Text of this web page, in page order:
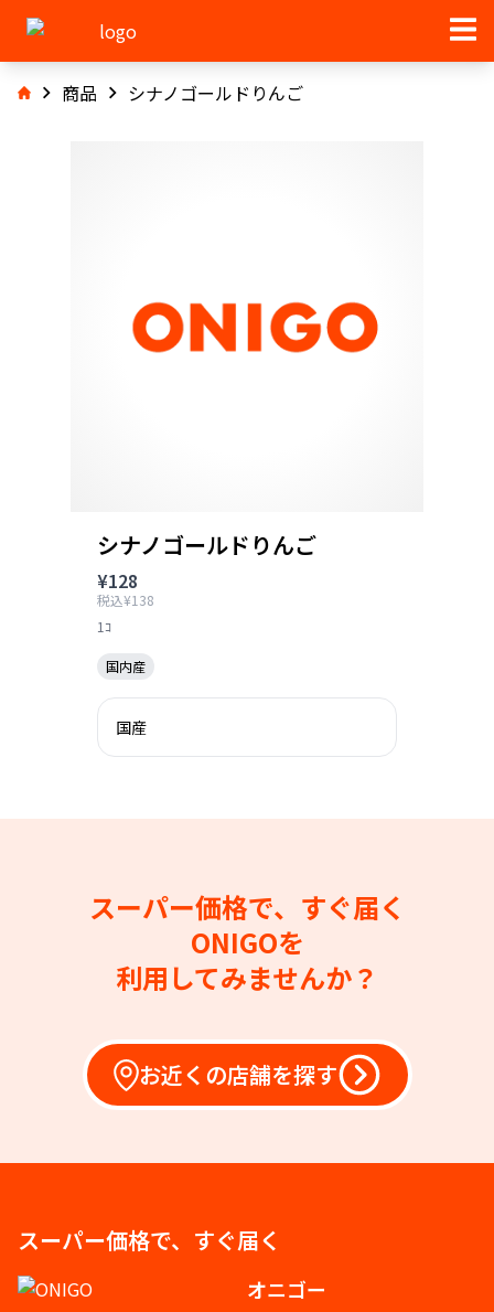
商品 シナノゴールドりんご
シナノゴールドりんご
¥128
税込¥138
1ｺ
国内産
国産
スーパー価格で、すぐ届く
ONIGOを
利用してみませんか？
お近くの店舗を探す
スーパー価格で、すぐ届く
オニゴー